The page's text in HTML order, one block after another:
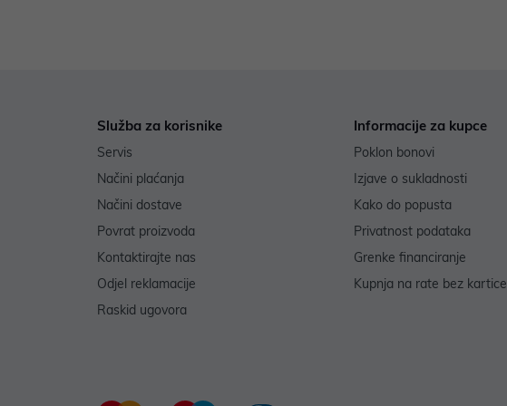
Služba za korisnike
Servis
Načini plaćanja
Načini dostave
Povrat proizvoda
Kontaktirajte nas
Odjel reklamacije
Raskid ugovora
Informacije za kupce
Poklon bonovi
Izjave o sukladnosti
Kako do popusta
Privatnost podataka
Grenke financiranje
Kupnja na rate bez kartice